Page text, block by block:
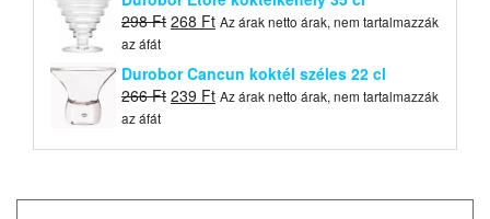
288 Ft.259 Ft.
298Ft Original
was:
298 Ft.
268 FtCurrent
268 Ft.
Az árak netto árak, nem tartalmazzák
az áfát
Durobor Cancun koktél széles 22 cl
266Ft Original
239 FtCurrent
Az árak netto árak, nem tartalmazzák
az áfát